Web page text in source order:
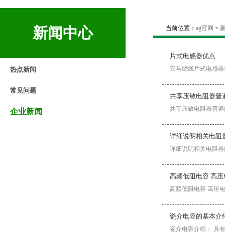
新闻中心
热点新闻
常见问题
企业新闻
当前位置： ag官网 >
片式电感器优点
它与绕线片式电感
共享压敏电阻器普
共享压敏电阻器普
详细说明相关电阻
详细说明相关电阻
高频低阻电容 高
高频低阻电容 高压
瓷介电容的基本介
瓷介电容介绍： 具